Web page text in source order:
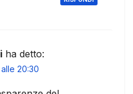
ha detto:
20:30